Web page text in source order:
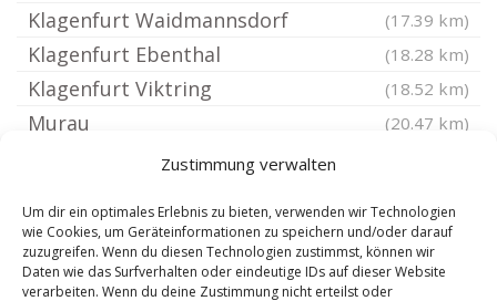
Zustimmung verwalten
Um dir ein optimales Erlebnis zu bieten, verwenden wir Technologien
wie Cookies, um Geräteinformationen zu speichern und/oder darauf
zuzugreifen. Wenn du diesen Technologien zustimmst, können wir
Daten wie das Surfverhalten oder eindeutige IDs auf dieser Website
verarbeiten. Wenn du deine Zustimmung nicht erteilst oder
Klagenfurt Waidmannsdorf (17.39 km)
Klagenfurt Ebenthal (18.28 km)
Klagenfurt Viktring (18.52 km)
Murau (20.47 km)
Oberwölz (23.5 km)
Sankt Andrä (23.6 km)
Wolfsberg (24.57 km)